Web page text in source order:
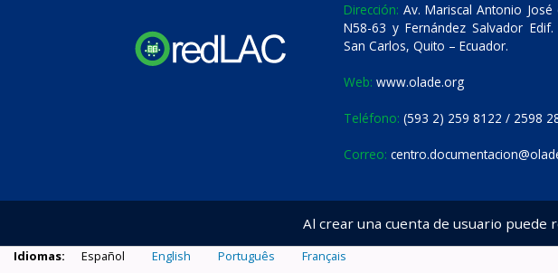
Dirección: Av. Mariscal Antonio José
N58-63 y Fernández Salvador
San Carlos, Quito – Ecuador.
Web: www.olade.org
Teléfono: (593 2) 259 8122 / 2598
Correo:
Al crear una cuenta de usuario
Idiomas: Español English Português Français